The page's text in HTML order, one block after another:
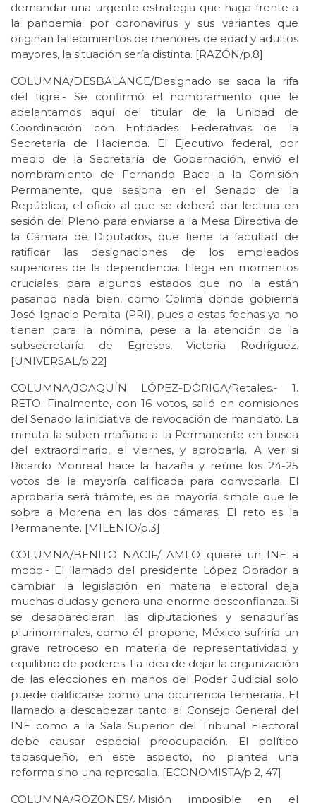
demandar una urgente estrategia que haga frente a
la pandemia por coronavirus y sus variantes que
originan fallecimientos de menores de edad y adultos
mayores, la situación sería distinta. [RAZÓN/p.8]
COLUMNA/DESBALANCE/Designado se saca la rifa
del tigre.- Se confirmó el nombramiento que le
adelantamos aquí del titular de la Unidad de
Coordinación con Entidades Federativas de la
Secretaría de Hacienda. El Ejecutivo federal, por
medio de la Secretaría de Gobernación, envió el
nombramiento de Fernando Baca a la Comisión
Permanente, que sesiona en el Senado de la
República, el oficio al que se deberá dar lectura en
sesión del Pleno para enviarse a la Mesa Directiva de
la Cámara de Diputados, que tiene la facultad de
ratificar las designaciones de los empleados
superiores de la dependencia. Llega en momentos
cruciales para algunos estados que no la están
pasando nada bien, como Colima donde gobierna
José Ignacio Peralta (PRI), pues a estas fechas ya no
tienen para la nómina, pese a la atención de la
subsecretaría de Egresos, Victoria Rodríguez.
[UNIVERSAL/p.22]
COLUMNA/JOAQUÍN LÓPEZ-DÓRIGA/Retales.- 1.
RETO. Finalmente, con 16 votos, salió en comisiones
del Senado la iniciativa de revocación de mandato. La
minuta la suben mañana a la Permanente en busca
del extraordinario, el viernes, y aprobarla. A ver si
Ricardo Monreal hace la hazaña y reúne los 24-25
votos de la mayoría calificada para convocarla. El
aprobarla será trámite, es de mayoría simple que le
sobra a Morena en las dos cámaras. El reto es la
Permanente. [MILENIO/p.3]
COLUMNA/BENITO NACIF/ AMLO quiere un INE a
modo.- El llamado del presidente López Obrador a
cambiar la legislación en materia electoral deja
muchas dudas y genera una enorme desconfianza. Si
se desaparecieran las diputaciones y senadurías
plurinominales, como él propone, México sufriría un
grave retroceso en materia de representatividad y
equilibrio de poderes. La idea de dejar la organización
de las elecciones en manos del Poder Judicial solo
puede calificarse como una ocurrencia temeraria. El
llamado a descabezar tanto al Consejo General del
INE como a la Sala Superior del Tribunal Electoral
debe causar especial preocupación. El político
tabasqueño, en este aspecto, no plantea una
reforma sino una represalia. [ECONOMISTA/p.2, 47]
COLUMNA/ROZONES/¿Misión imposible en el